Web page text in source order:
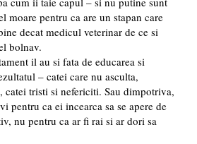
moare pentru ca are un stapan care
decat medicul veterinar de ce si
bolnav.
il au si fata de educarea si
– catei care nu asculta,
tristi si nefericiti. Sau dimpotriva,
pentru ca ei incearca sa se apere de
nu pentru ca ar fi rai si ar dori sa